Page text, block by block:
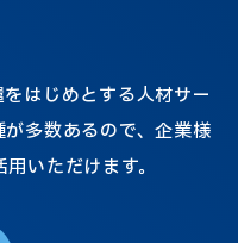
はじめとする人材サー
多数あるので、企業様
いただけます。